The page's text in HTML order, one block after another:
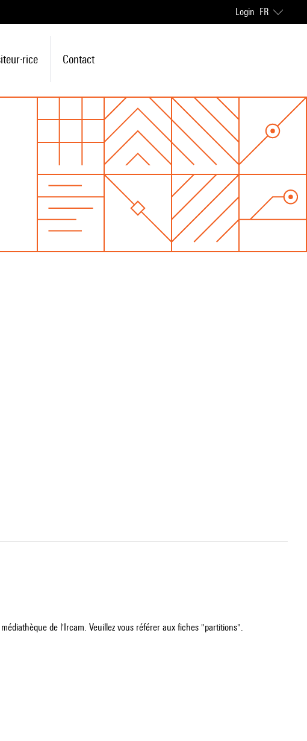
Login FR
Contact
de l'Ircam. Veuillez vous référer aux fiches "partitions".